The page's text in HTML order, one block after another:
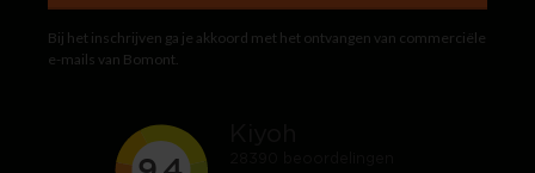
Bij het inschrijven ga je akkoord met het ontvangen van commerciële
e-mails van Bomont.